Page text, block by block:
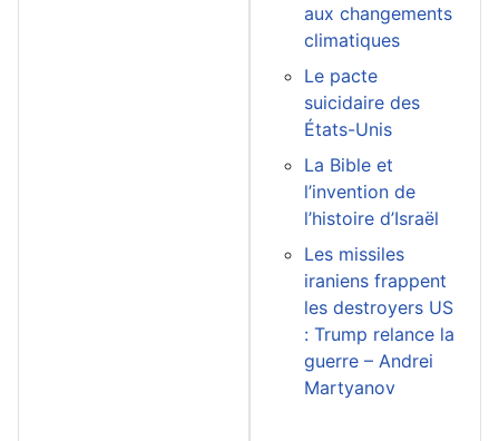
aux changements
climatiques
Le pacte
suicidaire des
États-Unis
La Bible et
l’invention de
l’histoire d’Israël
Les missiles
iraniens frappent
les destroyers US
: Trump relance la
guerre – Andrei
Martyanov